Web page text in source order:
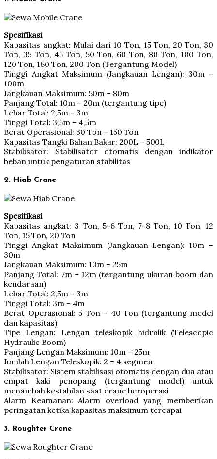
Spesifikasi
Kapasitas angkat: Mulai dari 10 Ton, 15 Ton, 20 Ton, 30
Ton, 35 Ton, 45 Ton, 50 Ton, 60 Ton, 80 Ton, 100 Ton,
120 Ton, 160 Ton, 200 Ton (Tergantung Model)
Tinggi Angkat Maksimum (Jangkauan Lengan): 30m –
100m
Jangkauan Maksimum: 50m – 80m
Panjang Total: 10m – 20m (tergantung tipe)
Lebar Total: 2,5m – 3m
Tinggi Total: 3,5m – 4,5m
Berat Operasional: 30 Ton – 150 Ton
Kapasitas Tangki Bahan Bakar: 200L – 500L
Stabilisator: Stabilisator otomatis dengan indikator
beban untuk pengaturan stabilitas
2. Hiab Crane
Spesifikasi
Kapasitas angkat: 3 Ton, 5-6 Ton, 7-8 Ton, 10 Ton, 12
Ton, 15 Ton, 20 Ton
Tinggi Angkat Maksimum (Jangkauan Lengan): 10m –
30m
Jangkauan Maksimum: 10m – 25m
Panjang Total: 7m – 12m (tergantung ukuran boom dan
kendaraan)
Lebar Total: 2,5m – 3m
Tinggi Total: 3m – 4m
Berat Operasional: 5 Ton – 40 Ton (tergantung model
dan kapasitas)
Tipe Lengan: Lengan teleskopik hidrolik (Telescopic
Hydraulic Boom)
Panjang Lengan Maksimum: 10m – 25m
Jumlah Lengan Teleskopik: 2 – 4 segmen
Stabilisator: Sistem stabilisasi otomatis dengan dua atau
empat kaki penopang (tergantung model) untuk
menambah kestabilan saat crane beroperasi
Alarm Keamanan: Alarm overload yang memberikan
peringatan ketika kapasitas maksimum tercapai
3. Roughter Crane